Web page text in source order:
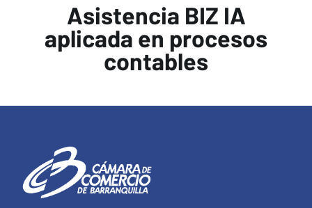
Asistencia BIZ IA
aplicada en procesos
contables